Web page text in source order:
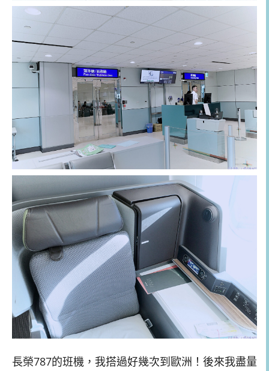
長榮787的班機，我搭過好幾次到歐洲！後來我盡量